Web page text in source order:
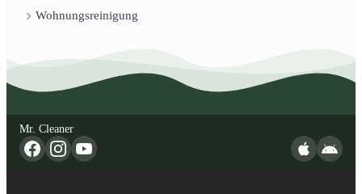
Wohnungsreinigung
Mr. Cleaner